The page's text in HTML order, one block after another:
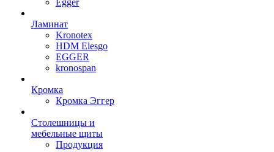
Egger
Ламинат
Kronotex
HDM Elesgo
EGGER
kronospan
Кромка
Кромка Эггер
Столешницы и
мебельные щиты
Продукция